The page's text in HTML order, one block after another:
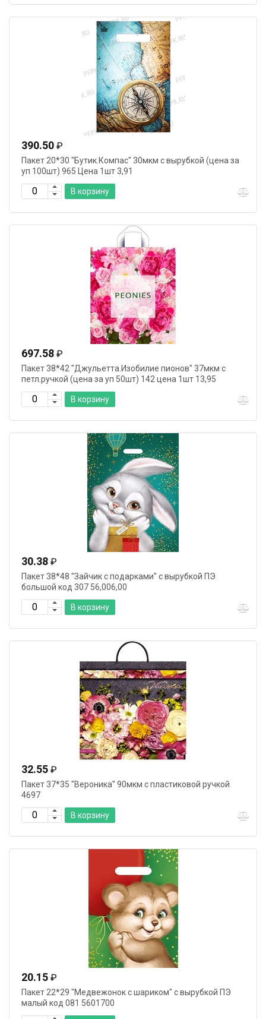
390.50 ₽
Пакет 20*30 "Бутик.Компас" 30мкм с вырубкой (цена за
уп 100шт) 965 Цена 1шт 3,91
В корзину
697.58 ₽
Пакет 38*42 "Джульетта.Изобилие пионов" 37мкм с
петл.ручкой (цена за уп 50шт) 142 цена 1шт 13,95
В корзину
30.38 ₽
Пакет 38*48 "Зайчик с подарками" с вырубкой ПЭ
большой код 307 56,006,00
В корзину
32.55 ₽
Пакет 37*35 "Вероника" 90мкм с пластиковой ручкой
4697
В корзину
20.15 ₽
Пакет 22*29 "Медвежонок с шариком" с вырубкой ПЭ
малый код 081 5601700